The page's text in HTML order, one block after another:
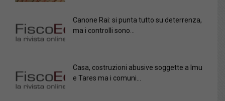
Canone Rai: si punta tutto su deterrenza,
ma i controlli sono...
Casa, costruzioni abusive soggette a Imu
e Tares ma i comuni...